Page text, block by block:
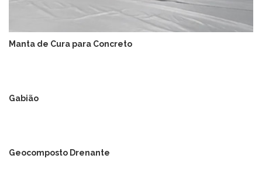
Manta de Cura para Concreto
Gabião
Geocomposto Drenante